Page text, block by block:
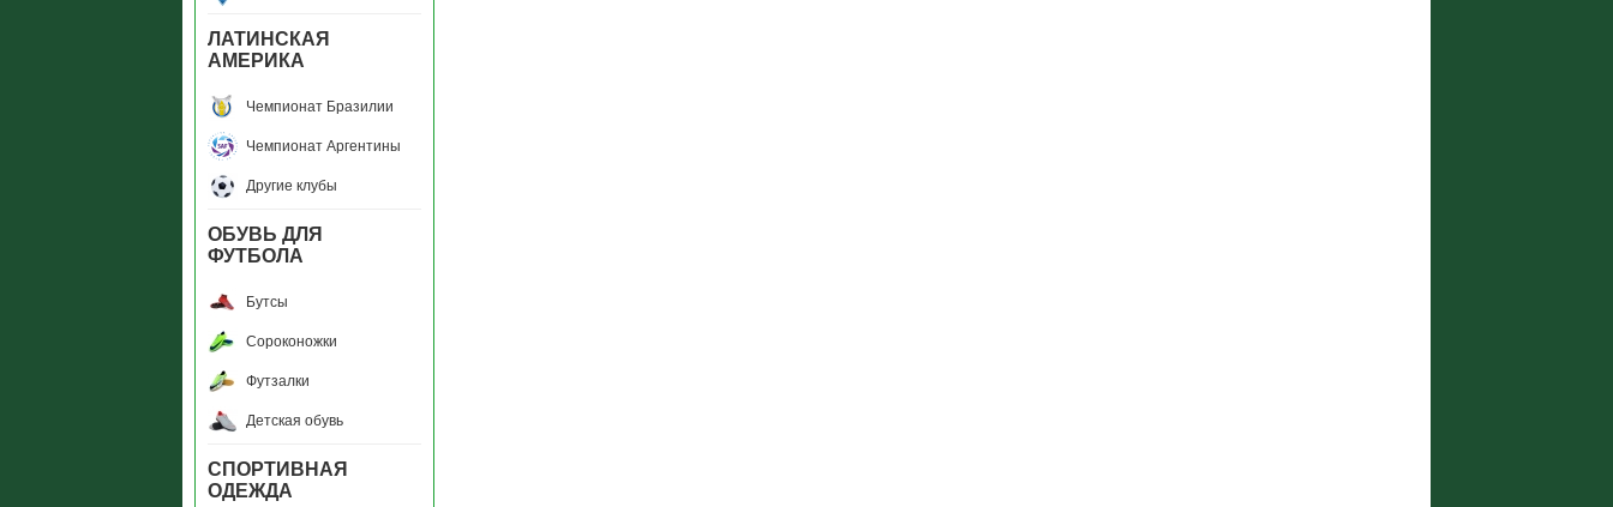
ЛАТИНСКАЯ
АМЕРИКА
Чемпионат Бразилии
Чемпионат Аргентины
Другие клубы
ОБУВЬ ДЛЯ
ФУТБОЛА
Бутсы
Сороконожки
Футзалки
Детская обувь
СПОРТИВНАЯ
ОДЕЖДА